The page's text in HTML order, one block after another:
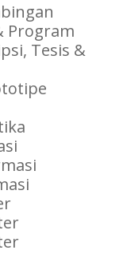
Program
Tesis &